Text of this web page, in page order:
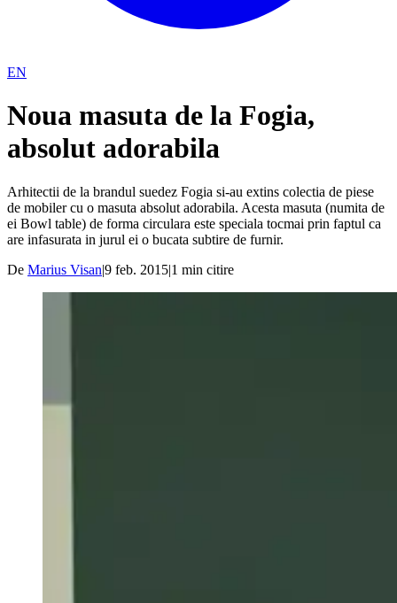
EN
Noua masuta de la Fogia,
absolut adorabila
Arhitectii de la brandul suedez Fogia si-au extins colectia de piese
de mobiler cu o masuta absolut adorabila. Acesta masuta (numita de
ei Bowl table) de forma circulara este speciala tocmai prin faptul ca
are infasurata in jurul ei o bucata subtire de furnir.
De Marius Visan|9 feb. 2015|1 min citire